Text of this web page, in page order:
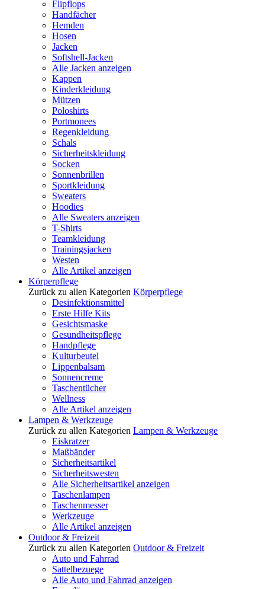
Flipflops
Handfächer
Hemden
Hosen
Jacken
Softshell-Jacken
Alle Jacken anzeigen
Kappen
Kinderkleidung
Mützen
Poloshirts
Portmonees
Regenkleidung
Schals
Sicherheitskleidung
Socken
Sonnenbrillen
Sportkleidung
Sweaters
Hoodies
Alle Sweaters anzeigen
T-Shirts
Teamkleidung
Trainingsjacken
Westen
Alle Artikel anzeigen
Körperpflege
Zurück zu allen Kategorien Körperpflege
Desinfektionsmittel
Erste Hilfe Kits
Gesichtsmaske
Gesundheitspflege
Handpflege
Kulturbeutel
Lippenbalsam
Sonnencreme
Taschentücher
Wellness
Alle Artikel anzeigen
Lampen & Werkzeuge
Zurück zu allen Kategorien Lampen & Werkzeuge
Eiskratzer
Maßbänder
Sicherheitsartikel
Sicherheitswesten
Alle Sicherheitsartikel anzeigen
Taschenlampen
Taschenmesser
Werkzeuge
Alle Artikel anzeigen
Outdoor & Freizeit
Zurück zu allen Kategorien Outdoor & Freizeit
Auto und Fahrrad
Sattelbezuege
Alle Auto und Fahrrad anzeigen